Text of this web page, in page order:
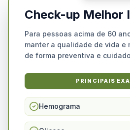
Check-up Melhor
Para pessoas acima de 60
manter a qualidade de vida e
de forma preventiva e
PRINCIPAIS
Hemograma